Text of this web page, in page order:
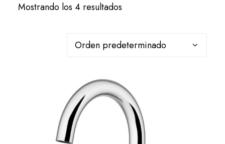
Mostrando los 4 resultados